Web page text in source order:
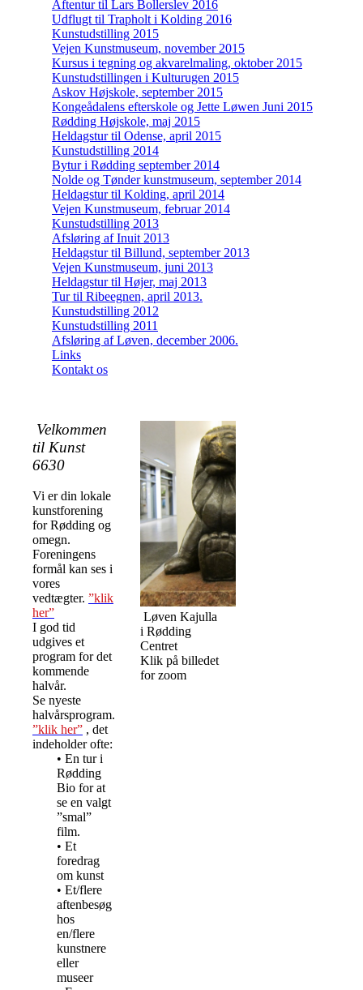
Aftentur til Lars Bollerslev 2016
Udflugt til Trapholt i Kolding 2016
Kunstudstilling 2015
Vejen Kunstmuseum, november 2015
Kursus i tegning og akvarelmaling, oktober 2015
Kunstudstillingen i Kulturugen 2015
Askov Højskole, september 2015
Kongeådalens efterskole og Jette Løwen Juni 2015
Rødding Højskole, maj 2015
Heldagstur til Odense, april 2015
Kunstudstilling 2014
Bytur i Rødding september 2014
Nolde og Tønder kunstmuseum, september 2014
Heldagstur til Kolding, april 2014
Vejen Kunstmuseum, februar 2014
Kunstudstilling 2013
Afsløring af Inuit 2013
Heldagstur til Billund, september 2013
Vejen Kunstmuseum, juni 2013
Heldagstur til Højer, maj 2013
Tur til Ribeegnen, april 2013.
Kunstudstilling 2012
Kunstudstilling 2011
Afsløring af Løven, december 2006.
Links
Kontakt os
Velkommen
til Kunst
6630
Vi er din lokale
kunstforening
for Rødding og
omegn.
Foreningens
formål kan ses i
vores
vedtægter. ”klik
her”
I god tid
udgives et
program for det
kommende
halvår.
Se nyeste
halvårsprogram.
”klik her” , det
indeholder ofte:
• En tur i
Rødding
Bio for at
se en valgt
”smal”
film.
• Et
foredrag
om kunst
• Et/flere
aftenbesøg
hos
en/flere
kunstnere
eller
museer
Løven Kajulla
i Rødding
Centret
Klik på billedet
for zoom